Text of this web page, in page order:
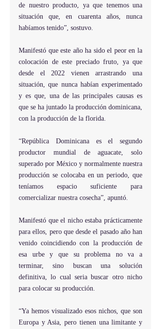
de nuestro producto, ya que tenemos una
situación que, en cuarenta años, nunca
habíamos tenido”, sostuvo.
Manifestó que este año ha sido el peor en la
colocación de este preciado fruto, ya que
desde el 2022 vienen arrastrando una
situación, que nunca habían experimentado
y es que, una de las principales causas es
que se ha juntado la producción dominicana,
con la producción de la florida.
“República Dominicana es el segundo
productor mundial de aguacate, solo
superado por México y normalmente nuestra
producción se colocaba en un periodo, que
teníamos espacio suficiente para
comercializar nuestra cosecha”, apuntó.
Manifestó que el nicho estaba prácticamente
para ellos, pero que desde el pasado año han
venido coincidiendo con la producción de
esa urbe y que su problema no va a
terminar, sino buscan una solución
definitiva, lo cual seria buscar otro nicho
para colocar su producción.
“Ya hemos visualizado esos nichos, que son
Europa y Asia, pero tienen una limitante y